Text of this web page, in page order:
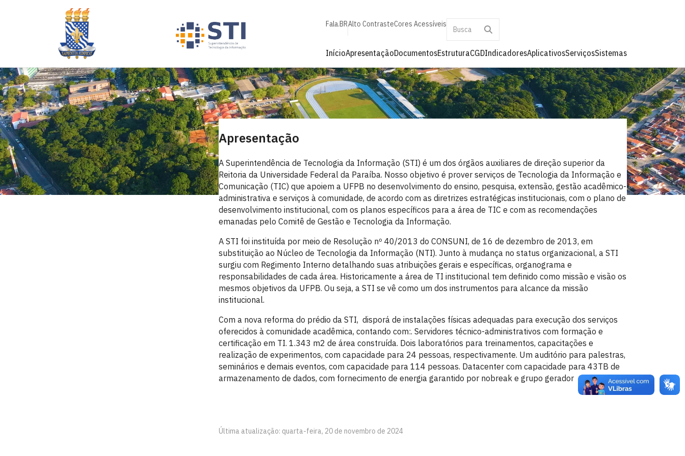
Fala.BRAlto ContrasteCores Acessíveis
InícioApresentaçãoDocumentosEstruturaCGDIndicadoresAplicativosServiçosSistemas
Apresentação
A Superintendência de Tecnologia da Informação (STI) é um dos órgãos auxiliares de direção superior da
Reitoria da Universidade Federal da Paraíba. Nosso objetivo é prover serviços de Tecnologia da Informação e
Comunicação (TIC) que apoiem a UFPB no desenvolvimento do ensino, pesquisa, extensão, gestão acadêmico-
administrativa e serviços à comunidade, de acordo com as diretrizes estratégicas institucionais, com o plano de
desenvolvimento institucional, com os planos específicos para a área de TIC e com as recomendações
emanadas pelo Comitê de Gestão e Tecnologia da Informação.
A STI foi instituída por meio de Resolução nº 40/2013 do CONSUNI, de 16 de dezembro de 2013, em
substituição ao Núcleo de Tecnologia da Informação (NTI). Junto à mudança no status organizacional, a STI
surgiu com Regimento Interno detalhando suas atribuições gerais e específicas, organograma e
responsabilidades de cada área. Historicamente a área de TI institucional tem definido como missão e visão os
mesmos objetivos da UFPB. Ou seja, a STI se vê como um dos instrumentos para alcance da missão
institucional.
Com a nova reforma do prédio da STI, disporá de instalações físicas adequadas para execução dos serviços
oferecidos à comunidade acadêmica, contando com:. Servidores técnico-administrativos com formação e
certificação em TI. 1.343 m2 de área construída. Dois laboratórios para treinamentos, capacitações e
realização de experimentos, com capacidade para 24 pessoas, respectivamente. Um auditório para palestras,
seminários e demais eventos, com capacidade para 114 pessoas. Datacenter com capacidade para 43TB de
armazenamento de dados, com fornecimento de energia garantido por nobreak e grupo gerador
Última atualização: quarta-feira, 20 de novembro de 2024